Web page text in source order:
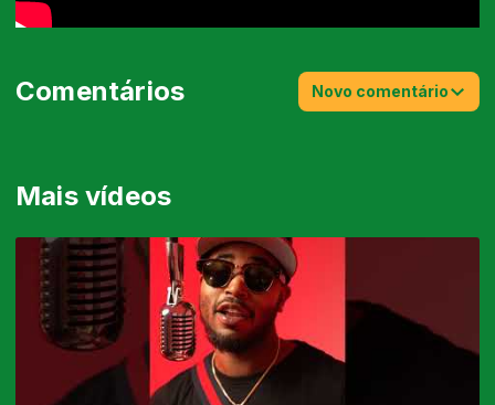
Mais vídeos
Comentários Novo comentário